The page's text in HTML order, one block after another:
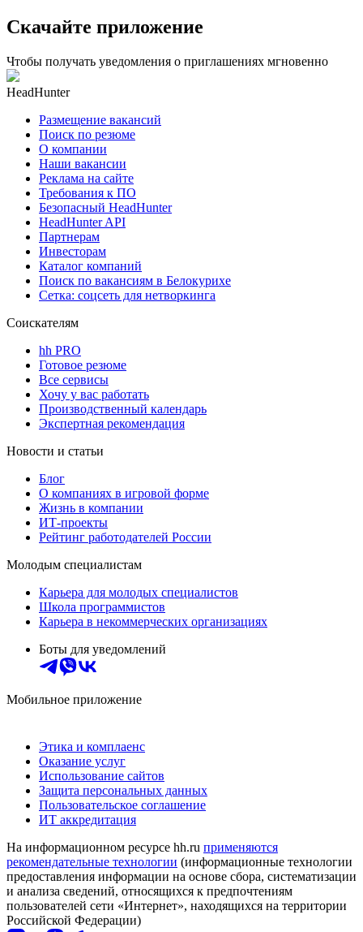
Скачайте приложение
Чтобы получать уведомления о приглашениях мгновенно
HeadHunter
Размещение вакансий
Поиск по резюме
О компании
Наши вакансии
Реклама на сайте
Требования к ПО
Безопасный HeadHunter
HeadHunter API
Партнерам
Инвесторам
Каталог компаний
Поиск по вакансиям в Белокурихе
Сетка: соцсеть для нетворкинга
Соискателям
hh PRO
Готовое резюме
Все сервисы
Хочу у вас работать
Производственный календарь
Экспертная рекомендация
Новости и статьи
Блог
О компаниях в игровой форме
Жизнь в компании
ИТ-проекты
Рейтинг работодателей России
Молодым специалистам
Карьера для молодых специалистов
Школа программистов
Карьера в некоммерческих организациях
Боты для уведомлений
Мобильное приложение
Этика и комплаенс
Оказание услуг
Использование сайтов
Защита персональных данных
Пользовательское соглашение
ИТ аккредитация
На информационном ресурсе hh.ru применяются
рекомендательные технологии (информационные технологии
предоставления информации на основе сбора, систематизации
и анализа сведений, относящихся к предпочтениям
пользователей сети «Интернет», находящихся на территории
Российской Федерации)